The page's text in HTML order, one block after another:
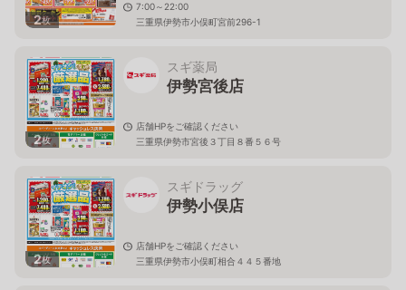
2枚
7:00～22:00
三重県伊勢市小俣町宮前296-1
2枚
スギ薬局
伊勢宮後店
店舗HPをご確認ください
三重県伊勢市宮後３丁目８番５６号
2枚
スギドラッグ
伊勢小俣店
店舗HPをご確認ください
三重県伊勢市小俣町相合４４５番地